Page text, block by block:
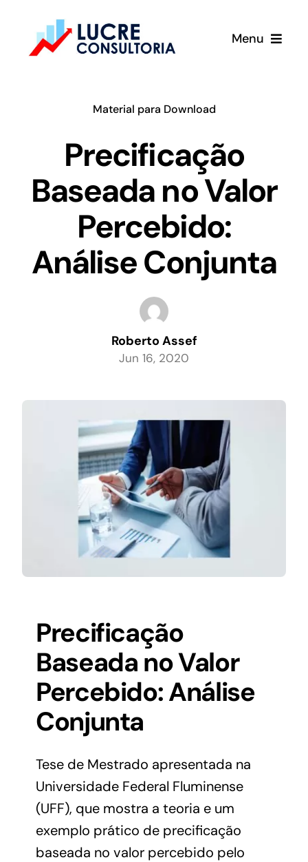
Menu
Serviços
Vídeos
Cases
Curso
Conteúdo
Material para Download
Precificação
Baseada no Valor
Percebido:
Análise Conjunta
Roberto Assef
Jun 16, 2020
Precificação
Baseada no Valor
Percebido: Análise
Conjunta
Tese de Mestrado apresentada na
Universidade Federal Fluminense
(UFF), que mostra a teoria e um
exemplo prático de precificação
baseada no valor percebido pelo